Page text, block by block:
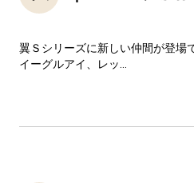
翼Ｓシリーズに新しい仲間が登場
イーグルアイ、レッ...